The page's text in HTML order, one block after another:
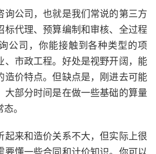
询公司，也就是我们常说的第三方
标代理、预算编制和审核、全过程
公司，你能接触到各种类型的项
、市政工程。好处是视野开阔，能
造价特点。但缺点是，刚进去可能
大部分时间是在做一些基础的算量
。
起来和造价关系不大，但实际上很
要懂一些合同和计价知识。你可以